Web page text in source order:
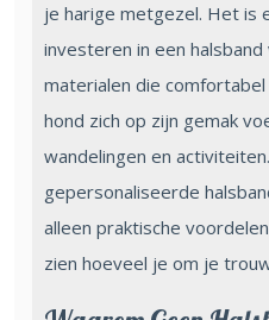
je harige metgezel. Het is
investeren in een
materialen die
hond zich op zijn gemak
wandelingen en
gepersonaliseerde
alleen praktische
zien hoeveel je om je